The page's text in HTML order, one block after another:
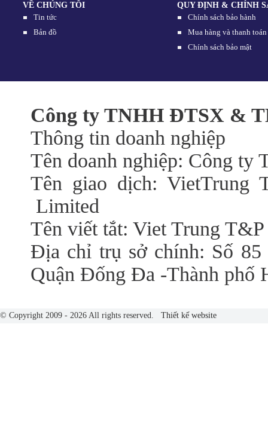
VỀ CHÚNG TÔI
Tin tức
Bản đồ
QUY ĐỊNH & CHÍNH
Chính sách bảo hành
Mua hàng và thanh toán
Chính sách bảo mật
Công ty TNHH ĐTSX &
Thông tin doanh nghiệp
Tên doanh nghiệp: Công
Tên giao dịch: VietTrung
Limited
Tên viết tắt: Viet Trung
Địa chỉ trụ sở chính: Số
Quận Đống Đa -Thành phố
© Copyright 2009 - 2026 All rights reserved. Thiết kế website